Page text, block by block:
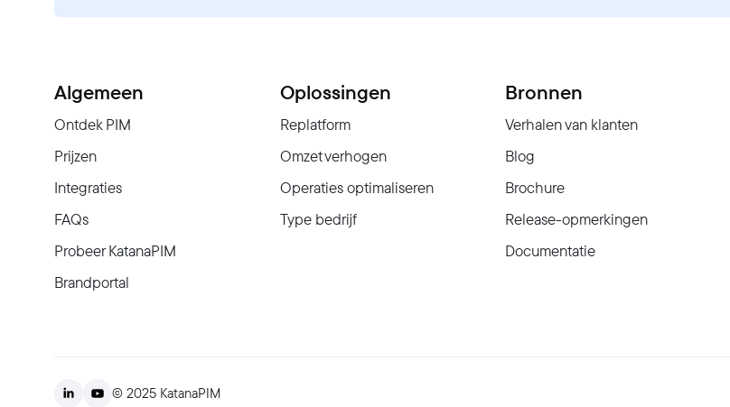
Algemeen
Ontdek PIM
Prijzen
Integraties
FAQs
Probeer KatanaPIM
Brandportal
Oplossingen
Replatform
Omzet verhogen
Operaties optimaliseren
Type bedrijf
Bronnen
Verhalen van klanten
Blog
Brochure
Release-opmerkingen
Documentatie
© 2025 KatanaPIM